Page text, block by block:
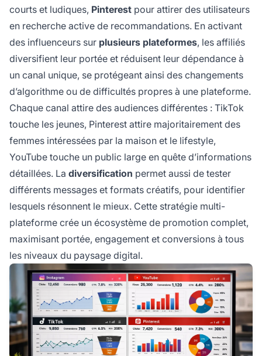
courts et ludiques, Pinterest pour attirer des utilisateurs
en recherche active de recommandations. En activant
des influenceurs sur plusieurs plateformes, les affiliés
diversifient leur portée et réduisent leur dépendance à
un canal unique, se protégeant ainsi des changements
d’algorithme ou de difficultés propres à une plateforme.
Chaque canal attire des audiences différentes : TikTok
touche les jeunes, Pinterest attire majoritairement des
femmes intéressées par la maison et le lifestyle,
YouTube touche un public large en quête d’informations
détaillées. La diversification permet aussi de tester
différents messages et formats créatifs, pour identifier
lesquels résonnent le mieux. Cette stratégie multi-
plateforme crée un écosystème de promotion complet,
maximisant portée, engagement et conversions à tous
les niveaux du paysage digital.